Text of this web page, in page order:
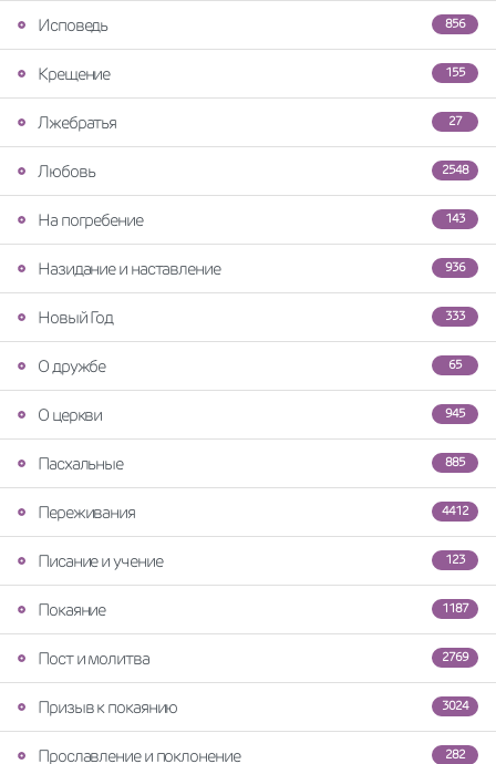
856
Исповедь
155
Крещение
27
Лжебратья
2548
Любовь
143
На погребение
936
Назидание и наставление
333
Новый Год
65
О дружбе
945
О церкви
885
Пасхальные
4412
Переживания
123
Писание и учение
1187
Покаяние
2769
Пост и молитва
3024
Призыв к покаянию
282
Прославление и поклонение